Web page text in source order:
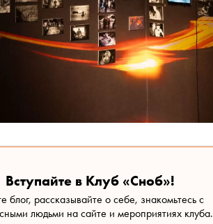
Вступайте в Клуб «Сноб»!
блог, рассказывайте о себе, знакомьтесь с
людьми на сайте и мероприятиях клуба.